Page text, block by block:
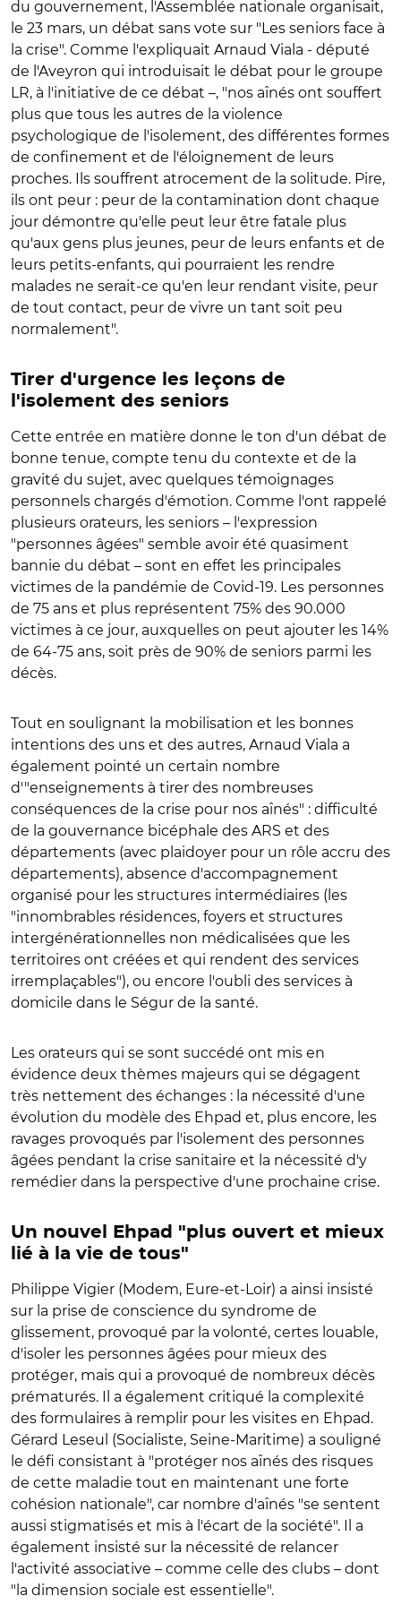
du gouvernement, l'Assemblée nationale organisait,
le 23 mars, un débat sans vote sur "Les seniors face à
la crise". Comme l'expliquait Arnaud Viala - député
de l'Aveyron qui introduisait le débat pour le groupe
LR, à l'initiative de ce débat –, "nos aînés ont souffert
plus que tous les autres de la violence
psychologique de l'isolement, des différentes formes
de confinement et de l'éloignement de leurs
proches. Ils souffrent atrocement de la solitude. Pire,
ils ont peur : peur de la contamination dont chaque
jour démontre qu'elle peut leur être fatale plus
qu'aux gens plus jeunes, peur de leurs enfants et de
leurs petits-enfants, qui pourraient les rendre
malades ne serait-ce qu'en leur rendant visite, peur
de tout contact, peur de vivre un tant soit peu
normalement".
Tirer d'urgence les leçons de
l'isolement des seniors
Cette entrée en matière donne le ton d'un débat de
bonne tenue, compte tenu du contexte et de la
gravité du sujet, avec quelques témoignages
personnels chargés d'émotion. Comme l'ont rappelé
plusieurs orateurs, les seniors – l'expression
"personnes âgées" semble avoir été quasiment
bannie du débat – sont en effet les principales
victimes de la pandémie de Covid-19. Les personnes
de 75 ans et plus représentent 75% des 90.000
victimes à ce jour, auxquelles on peut ajouter les 14%
de 64-75 ans, soit près de 90% de seniors parmi les
décès.
Tout en soulignant la mobilisation et les bonnes
intentions des uns et des autres, Arnaud Viala a
également pointé un certain nombre
d'"enseignements à tirer des nombreuses
conséquences de la crise pour nos aînés" : difficulté
de la gouvernance bicéphale des ARS et des
départements (avec plaidoyer pour un rôle accru des
départements), absence d'accompagnement
organisé pour les structures intermédiaires (les
"innombrables résidences, foyers et structures
intergénérationnelles non médicalisées que les
territoires ont créées et qui rendent des services
irremplaçables"), ou encore l'oubli des services à
domicile dans le Ségur de la santé.
Les orateurs qui se sont succédé ont mis en
évidence deux thèmes majeurs qui se dégagent
très nettement des échanges : la nécessité d'une
évolution du modèle des Ehpad et, plus encore, les
ravages provoqués par l'isolement des personnes
âgées pendant la crise sanitaire et la nécessité d'y
remédier dans la perspective d'une prochaine crise.
Un nouvel Ehpad "plus ouvert et mieux
lié à la vie de tous"
Philippe Vigier (Modem, Eure-et-Loir) a ainsi insisté
sur la prise de conscience du syndrome de
glissement, provoqué par la volonté, certes louable,
d'isoler les personnes âgées pour mieux des
protéger, mais qui a provoqué de nombreux décès
prématurés. Il a également critiqué la complexité
des formulaires à remplir pour les visites en Ehpad.
Gérard Leseul (Socialiste, Seine-Maritime) a souligné
le défi consistant à "protéger nos aînés des risques
de cette maladie tout en maintenant une forte
cohésion nationale", car nombre d'aînés "se sentent
aussi stigmatisés et mis à l'écart de la société". Il a
également insisté sur la nécessité de relancer
l'activité associative – comme celle des clubs – dont
"la dimension sociale est essentielle".